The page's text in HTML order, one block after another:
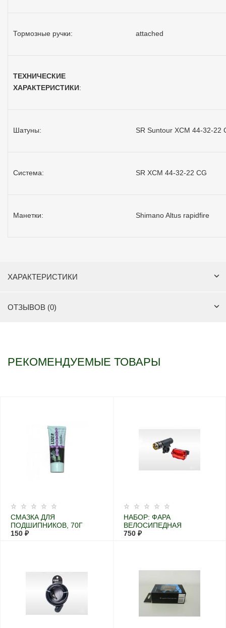
Тормозные ручки: attached
ТЕХНИЧЕСКИЕ
ХАРАКТЕРИСТИКИ:
Шатуны: SR Suntour XCM 44-32-22
Система: SR XCM 44-32-22 CG
Манетки: Shimano Altus rapidfire
ХАРАКТЕРИСТИКИ
ОТЗЫВОВ (0)
РЕКОМЕНДУЕМЫЕ ТОВАРЫ
СМАЗКА ДЛЯ
ПОДШИПНИКОВ, 70Г
150 ₽
НАБОР: ФАРА
ВЕЛОСИПЕДНАЯ
ПЕРЕДНЯЯ С
750 ₽